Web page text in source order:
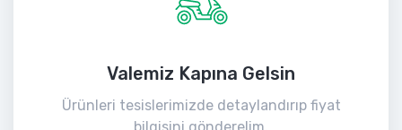
Valemiz Kapına Gelsin
Ürünleri tesislerimizde detaylandırıp fiyat